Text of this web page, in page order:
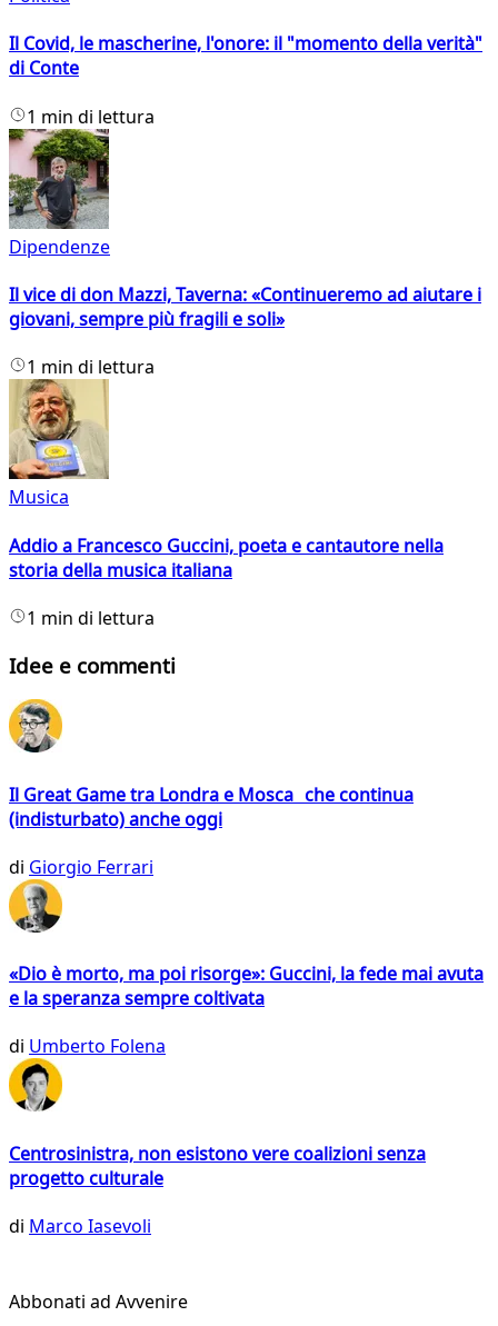
Il Covid, le mascherine, l'onore: il "momento della verità"
di Conte
1 min di lettura
Dipendenze
Il vice di don Mazzi, Taverna: «Continueremo ad aiutare i
giovani, sempre più fragili e soli»
1 min di lettura
Musica
Addio a Francesco Guccini, poeta e cantautore nella
storia della musica italiana
1 min di lettura
Idee e commenti
Il Great Game tra Londra e Mosca che continua
(indisturbato) anche oggi
di Giorgio Ferrari
«Dio è morto, ma poi risorge»: Guccini, la fede mai avuta
e la speranza sempre coltivata
di Umberto Folena
Centrosinistra, non esistono vere coalizioni senza
progetto culturale
di Marco Iasevoli
Abbonati ad Avvenire